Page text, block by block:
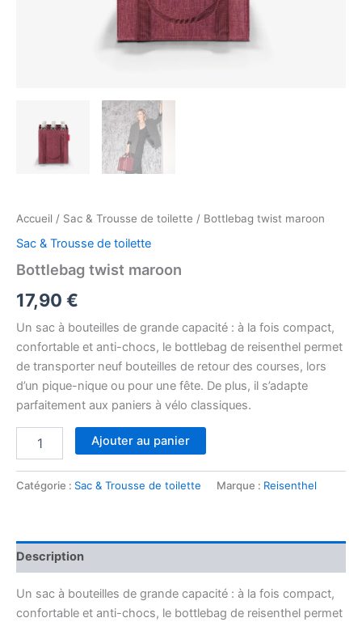
Accueil / Sac & Trousse de toilette / Bottlebag twist maroon
Sac & Trousse de toilette
Bottlebag twist maroon
17,90 €
Un sac à bouteilles de grande capacité : à la fois compact,
confortable et anti-chocs, le bottlebag de reisenthel permet
de transporter neuf bouteilles de retour des courses, lors
d’un pique-nique ou pour une fête. De plus, il s’adapte
parfaitement aux paniers à vélo classiques.
twist
Ajouter au panier
Catégorie : Sac & Trousse de toilette Marque : Reisenthel
Description
Un sac à bouteilles de grande capacité : à la fois compact,
confortable et anti-chocs, le bottlebag de reisenthel permet